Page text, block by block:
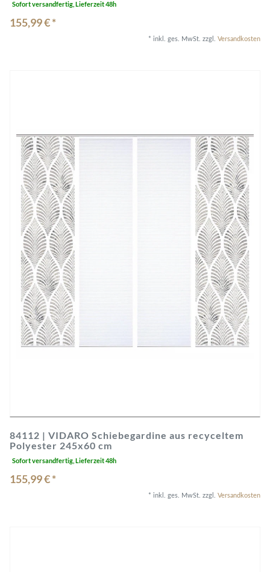
Sofort versandfertig, Lieferzeit 48h
155,99 € *
* inkl. ges. MwSt. zzgl. Versandkosten
84112 | VIDARO Schiebegardine aus recyceltem
Polyester 245x60 cm
Sofort versandfertig, Lieferzeit 48h
155,99 € *
* inkl. ges. MwSt. zzgl. Versandkosten